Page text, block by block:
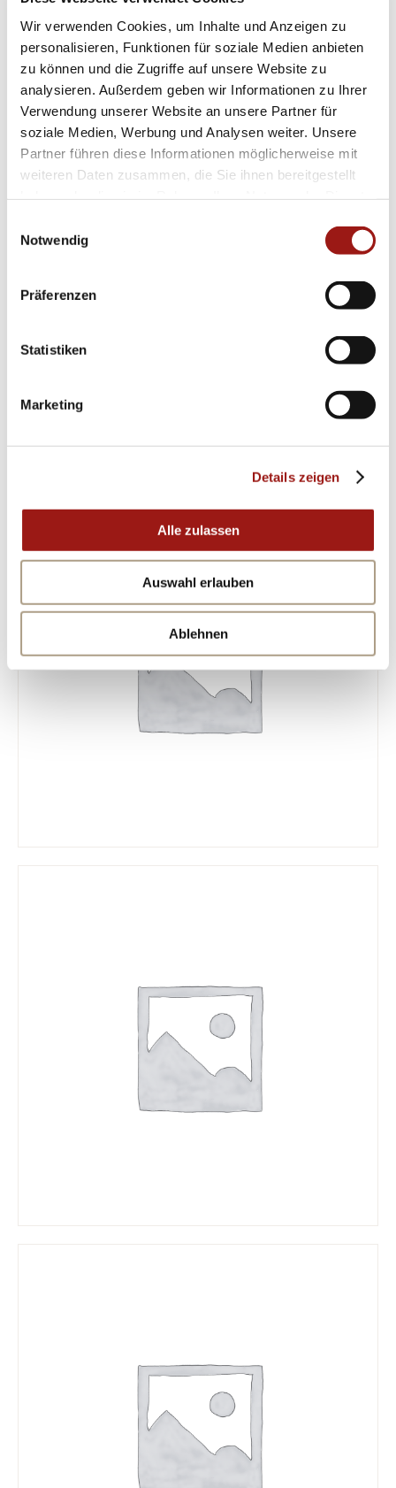
Wir verwenden Cookies, um Inhalte und Anzeigen zu
personalisieren, Funktionen für soziale Medien anbieten
zu können und die Zugriffe auf unsere Website zu
analysieren. Außerdem geben wir Informationen zu Ihrer
Verwendung unserer Website an unsere Partner für
soziale Medien, Werbung und Analysen weiter. Unsere
Partner führen diese Informationen möglicherweise mit
weiteren Daten zusammen, die Sie ihnen bereitgestellt
Notwendig
Präferenzen
Statistiken
Marketing
Details zeigen
Alle zulassen
Auswahl erlauben
Ablehnen
sowohl zu casual Outfits als auch zu formellen
Abendgarderoben.
Hans D. Krieger steht für Exklusivität gepaart
mit höchster Qualität – Attribute, die Ihnen
lange Freude an diesem einzigartigen Stück
sichern werden. Egal ob im Geschäftsalltag
oder beim Dinner-Date am Abend, dieser
Ohrring verleiht Ihnen stets einen Hauch von
Erleben Sie jetzt selbst den unverwechselbaren
4125530013-19537 und setzen Sie neue
ÄHNLICHE PRODUKTE